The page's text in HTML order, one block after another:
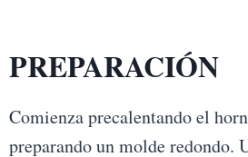
PREPARACIÓN
Comienza precalentando el
preparando un molde redondo.